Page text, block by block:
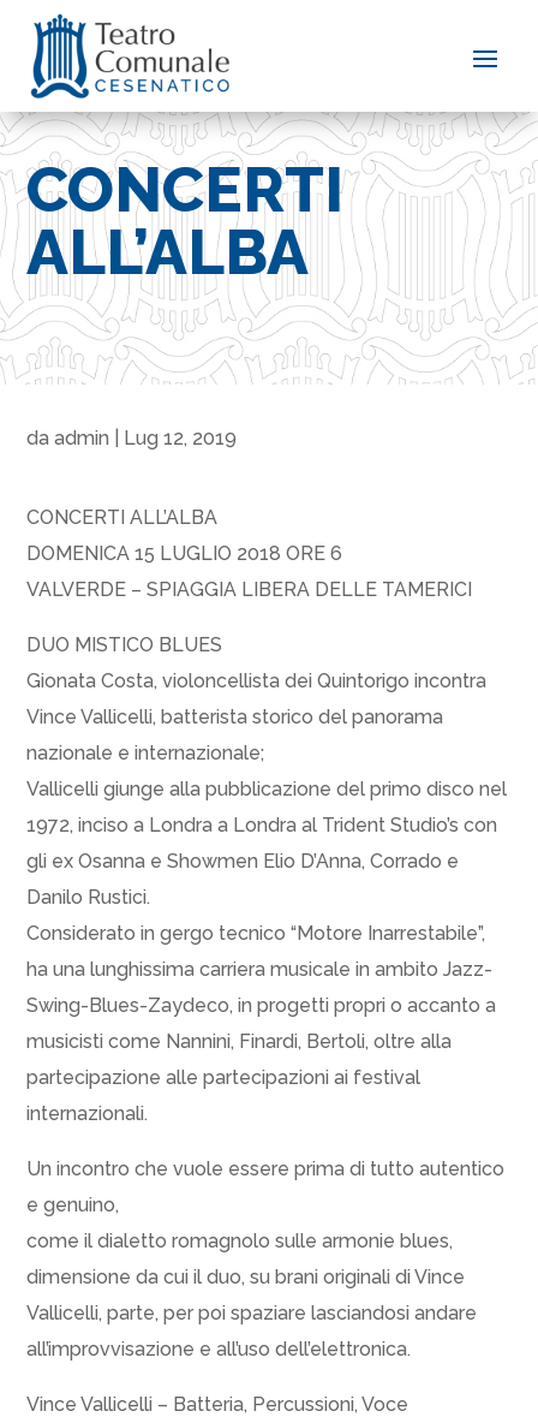
CONCERTI
ALL’ALBA
daadmin Lug 12, 2019
CONCERTI ALL’ALBA
DOMENICA 15 LUGLIO 2018 ORE 6
VALVERDE – SPIAGGIA LIBERA DELLE TAMERICI
DUO MISTICO BLUES
Gionata Costa, violoncellista dei Quintorigo incontra
Vince Vallicelli, batterista storico del panorama
nazionale e internazionale;
Vallicelli giunge alla pubblicazione del primo disco nel
1972, inciso a Londra a Londra al Trident Studio’s con
gli ex Osanna e Showmen Elio D’Anna, Corrado e
Danilo Rustici.
Considerato in gergo tecnico “Motore Inarrestabile”,
ha una lunghissima carriera musicale in ambito Jazz-
Swing-Blues-Zaydeco, in progetti propri o accanto a
musicisti come Nannini, Finardi, Bertoli, oltre alla
partecipazione alle partecipazioni ai festival
internazionali.
Un incontro che vuole essere prima di tutto autentico
e genuino,
come il dialetto romagnolo sulle armonie blues,
dimensione da cui il duo, su brani originali di Vince
Vallicelli, parte, per poi spaziare lasciandosi andare
all’improvvisazione e all’uso dell’elettronica.
Vince Vallicelli – Batteria, Percussioni, Voce